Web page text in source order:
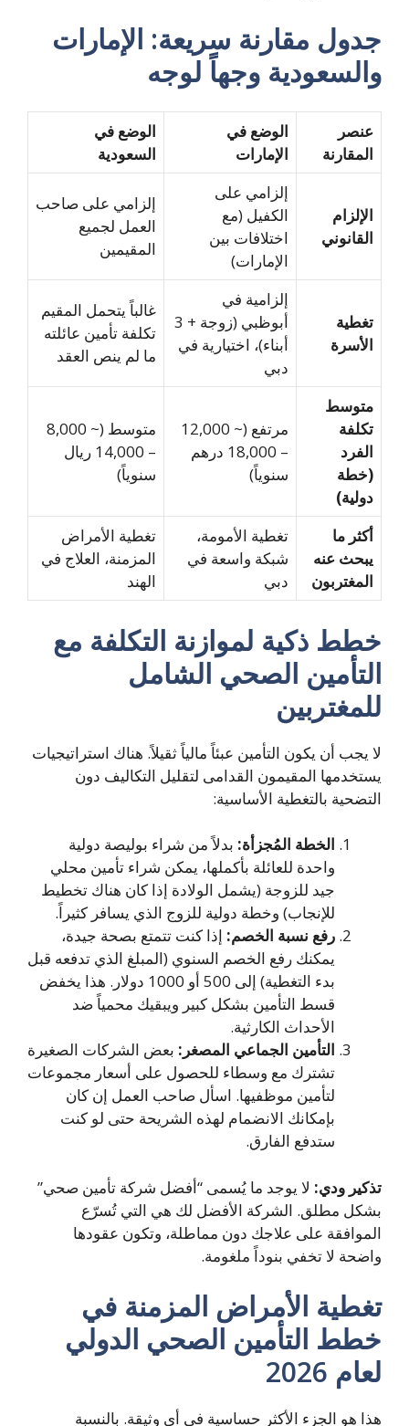
مقارنة سريعة: الإمارات
وجهاً لوجه
المقارنة
الوضع في
الإمارات
الوضع في
السعودية
الإلزام
القانوني
إلزامي على
الكفيل (مع
اختلافات بين
الإمارات)
إلزامي على صاحب
العمل لجميع
المقيمين
تغطية
الأسرة
إلزامية في
أبوظبي (زوجة + 3
أبناء)، اختيارية في
غالباً يتحمل المقيم
تكلفة تأمين عائلته
ما لم ينص العقد
متوسط
دولية)
مرتفع (~ 12,000
– 18,000 درهم
سنوياً)
متوسط (~ 8,000
– 14,000 ريال
سنوياً)
أكثر ما
يبحث عنه
المغتربون
تغطية الأمومة،
شبكة واسعة في
دبي
تغطية الأمراض
المزمنة، العلاج في
ذكية لموازنة التكلفة مع
الصحي الشامل
يجب أن يكون التأمين عبئاً مالياً ثقيلاً. هناك استراتيجيات
المقيمون القدامى لتقليل التكاليف دون
بالتغطية الأساسية:
الخطة المُجزأة:بدلاً من شراء بوليصة دولية
واحدة للعائلة بأكملها، يمكن شراء تأمين محلي
جيد للزوجة (يشمل الولادة إذا كان هناك تخطيط
للإنجاب) وخطة دولية للزوج الذي يسافر كثيراً.
رفع نسبة الخصم:إذا كنت تتمتع بصحة جيدة،
يمكنك رفع الخصم السنوي (المبلغ الذي تدفعه قبل
بدء التغطية) إلى 500 أو 1000 دولار. هذا يخفض
قسط التأمين بشكل كبير ويبقيك محمياً ضد
الأحداث الكارثية.
التأمين الجماعي المصغر:بعض الشركات الصغيرة
تشترك مع وسطاء للحصول على أسعار مجموعات
لتأمين موظفيها. اسأل صاحب العمل إن كان
بإمكانك الانضمام لهذه الشريحة حتى لو كنت
ستدفع الفارق.
ودي: لا يوجد ما يُسمى “أفضل شركة تأمين صحي”
مطلق. الشركة الأفضل لك هي التي تُسرّع
على علاجك دون مماطلة، وتكون عقودها
لا تخفي بنوداً ملغومة.
الأمراض المزمنة في
التأمين الصحي الدولي
2026
هو الجزء الأكثر حساسية في أي وثيقة. بالنسبة